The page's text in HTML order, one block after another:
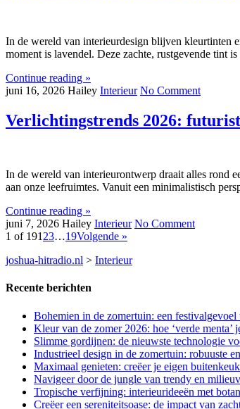
In de wereld van interieurdesign blijven kleurtinten
moment is lavendel. Deze zachte, rustgevende tint
Continue reading »
juni 16, 2026 Hailey Interieur No Comment
Verlichtingstrends 2026:
In de wereld van interieurontwerp draait alles rond
aan onze leefruimtes. Vanuit een minimalistisch
Continue reading »
juni 7, 2026 Hailey Interieur No Comment
1 of 191 23…19Volgende »
joshua-hitradio.nl > Interieur
Recente berichten
Bohemien in de zomertuin: een festivalgevoel
Kleur van de zomer 2026: hoe ‘verde menta’
Slimme gordijnen: de nieuwste technologie
Industrieel design in de zomertuin: robuuste
Maximaal genieten: creëer je eigen
Navigeer door de jungle van trendy en
Tropische verfijning: interieurideeën met
Creëer een sereniteitsoase: de impact van